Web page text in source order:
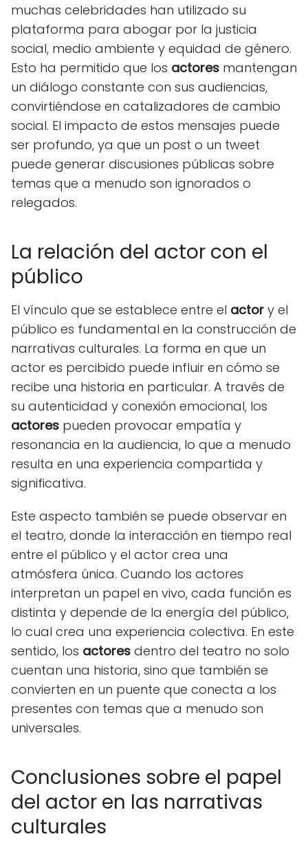
muchas celebridades han utilizado su
plataforma para abogar por la justicia
social, medio ambiente y equidad de género.
Esto ha permitido que los actores mantengan
un diálogo constante con sus audiencias,
convirtiéndose en catalizadores de cambio
social. El impacto de estos mensajes puede
ser profundo, ya que un post o un tweet
puede generar discusiones públicas sobre
temas que a menudo son ignorados o
relegados.
La relación del actor con el
público
El vínculo que se establece entre el actor y el
público es fundamental en la construcción de
narrativas culturales. La forma en que un
actor es percibido puede influir en cómo se
recibe una historia en particular. A través de
su autenticidad y conexión emocional, los
actores pueden provocar empatía y
resonancia en la audiencia, lo que a menudo
resulta en una experiencia compartida y
significativa.
Este aspecto también se puede observar en
el teatro, donde la interacción en tiempo real
entre el público y el actor crea una
atmósfera única. Cuando los actores
interpretan un papel en vivo, cada función es
distinta y depende de la energía del público,
lo cual crea una experiencia colectiva. En este
sentido, los actores dentro del teatro no solo
cuentan una historia, sino que también se
convierten en un puente que conecta a los
presentes con temas que a menudo son
universales.
Conclusiones sobre el papel
del actor en las narrativas
culturales